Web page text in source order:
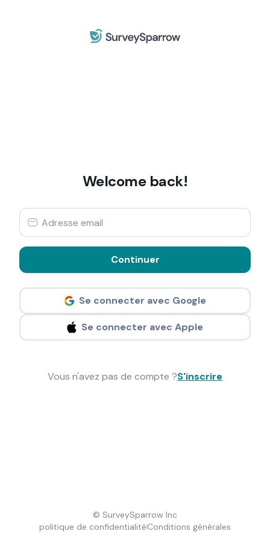
Welcome back!
Continuer
Se connecter avec Google
Se connecter avec Apple
Vous n'avez pas de compte ?S'inscrire
© SurveySparrow Inc
politique de confidentialitéConditions générales